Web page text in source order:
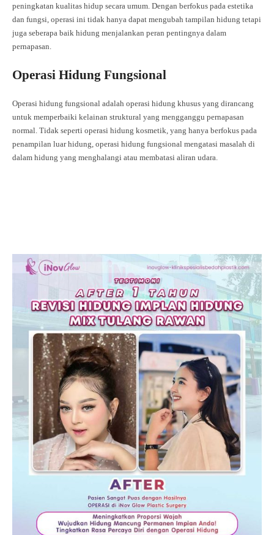
peningkatan kualitas hidup secara umum. Dengan berfokus pada estetika
dan fungsi, operasi ini tidak hanya dapat mengubah tampilan hidung tetapi
juga seberapa baik hidung menjalankan peran pentingnya dalam
pernapasan.
Operasi Hidung Fungsional
Operasi hidung fungsional adalah operasi hidung khusus yang dirancang
untuk memperbaiki kelainan struktural yang mengganggu pernapasan
normal. Tidak seperti operasi hidung kosmetik, yang hanya berfokus pada
penampilan luar hidung, operasi hidung fungsional mengatasi masalah di
dalam hidung yang menghalangi atau membatasi aliran udara.